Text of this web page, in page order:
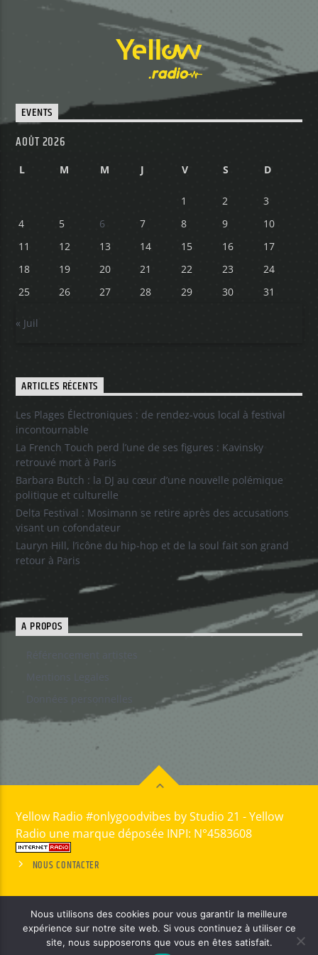
EVENTS
AOÛT 2026
L M M J V S D
1 2
3
4
5 6 7 8 9
10
11
12 13 14 15 16
17
18
19 20 21 22 23
24
25
26 27 28 29 30 31
« Juil
ARTICLES RÉCENTS
Les Plages Électroniques : de rendez-vous local à festival
incontournable
La French Touch perd l’une de ses figures : Kavinsky
retrouvé mort à Paris
Barbara Butch : la DJ au cœur d’une nouvelle polémique
politique et culturelle
Delta Festival : Mosimann se retire après des accusations
visant un cofondateur
Lauryn Hill, l’icône du hip-hop et de la soul fait son grand
retour à Paris
A PROPOS
Yellow Radio #onlygoodvibes by Studio 21 - Yellow
Radio une marque déposée INPI: N°4583608
NOUS CONTACTER
Nous utilisons des cookies pour vous garantir la meilleure
expérience sur notre site web. Si vous continuez à utiliser ce
site, nous supposerons que vous en êtes satisfait.